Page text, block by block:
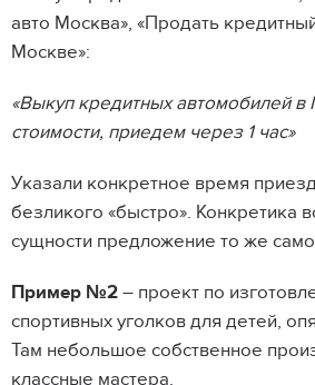
авто Москва», «Продать
Москве»:
«Выкуп кредитных автомобилей в
стоимости, приедем через 1 час»
Указали конкретное время
безликого «быстро». Конкретика
сущности предложение то же
Пример №2 – проект по
спортивных уголков для детей,
Там небольшое собственное
классные мастера.